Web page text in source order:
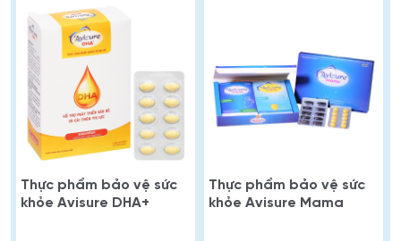
Thực phẩm bảo vệ sức
khỏe Avisure DHA+
Thực phẩm bảo vệ sức
khỏe Avisure Mama